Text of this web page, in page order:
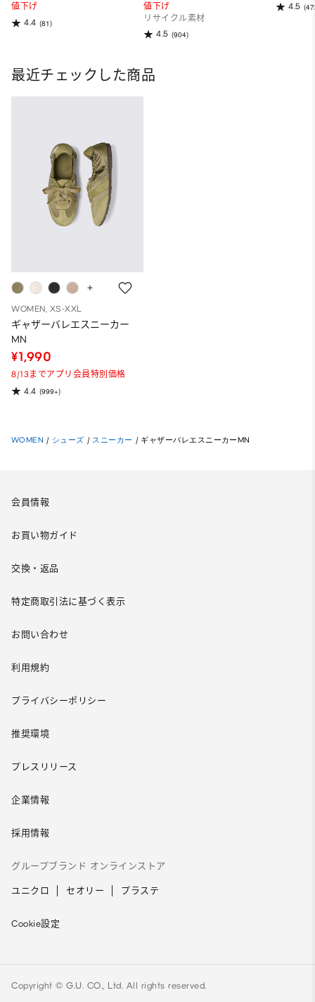
値下げ
4.4 (81)
値下げ
リサイクル素材
4.5 (904)
4.5
最近チェックした商品
WOMEN, XS-XXL
ギャザーバレエスニーカー
MN
¥1,990
8/13までアプリ会員特別価格
4.4 (999+)
WOMEN / シューズ / スニーカー / ギャザーバレエスニーカーMN
会員情報
お買い物ガイド
交換・返品
特定商取引法に基づく表示
お問い合わせ
利用規約
プライバシーポリシー
推奨環境
プレスリリース
企業情報
採用情報
グループブランド オンラインストア
ユニクロ セオリー プラステ
Cookie設定
Copyright © G.U. CO., Ltd. All rights reserved.